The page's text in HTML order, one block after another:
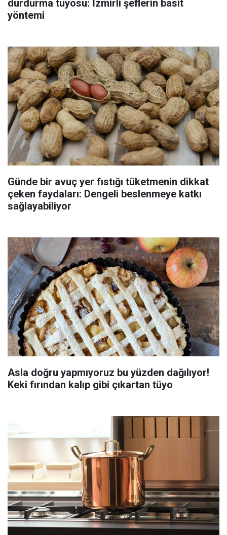
durdurma tüyosu: İzmirli şeflerin basit
yöntemi
Günde bir avuç yer fıstığı tüketmenin dikkat
çeken faydaları: Dengeli beslenmeye katkı
sağlayabiliyor
Asla doğru yapmıyoruz bu yüzden dağılıyor!
Keki fırından kalıp gibi çıkartan tüyo